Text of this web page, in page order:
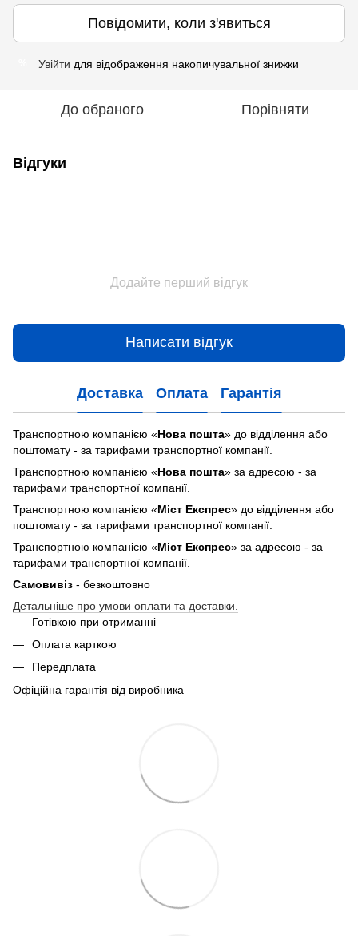
Повідомити, коли з'явиться
Увійти для відображення накопичувальної знижки
До обраного Порівняти
Відгуки
Додайте перший відгук
Написати відгук
Доставка Оплата Гарантія
Транспортною компанією «Нова пошта» до відділення або
поштомату - за тарифами транспортної компанії.
Транспортною компанією «Нова пошта» за адресою - за
тарифами транспортної компанії.
Транспортною компанією «Міст Експрес» до відділення або
поштомату - за тарифами транспортної компанії.
Транспортною компанією «Міст Експрес» за адресою - за
тарифами транспортної компанії.
Самовивіз - безкоштовно
Детальніше про умови оплати та доставки.
Готівкою при отриманні
Оплата карткою
Передплата
Офіційна гарантія від виробника